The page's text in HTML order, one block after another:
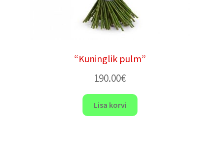
“Kuninglik pulm”
190.00€
Lisa korvi